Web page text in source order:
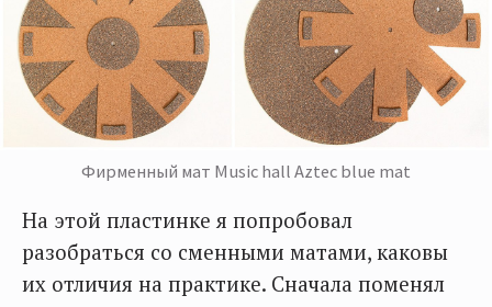
Фирменный мат Music hall Aztec blue mat
На этой пластинке я попробовал
разобраться со сменными матами, каковы
их отличия на практике. Сначала поменял